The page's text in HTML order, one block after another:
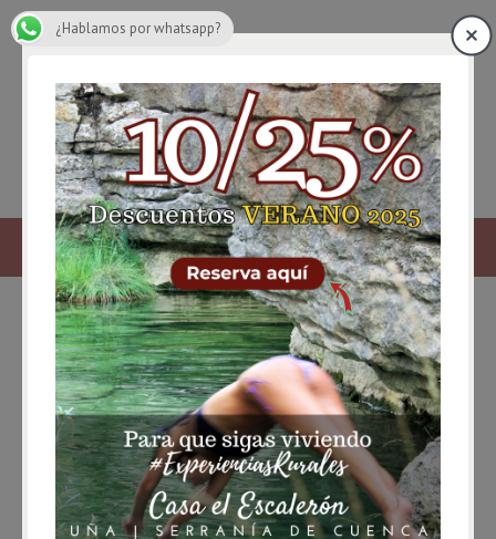
escuela de pesca de uña
BLOG
¿Hablamos por whatsapp?